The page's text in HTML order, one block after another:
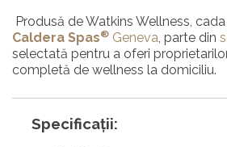
Produsă de Watkins Wellness,
Caldera Spas® Geneva, parte din
selectată pentru a oferi
completă de wellness la domiciliu.
Specificații: